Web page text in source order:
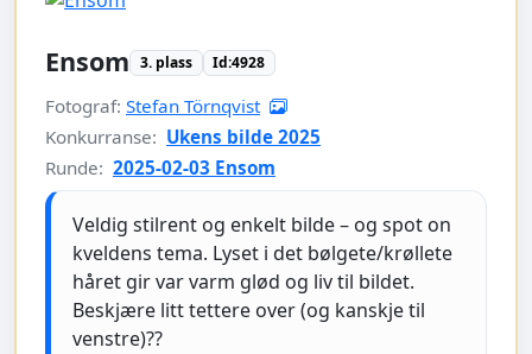
Ensom 3. plass Id:4928
Fotograf: Stefan Törnqvist
Konkurranse: Ukens bilde 2025
Runde: 2025-02-03 Ensom
Veldig stilrent og enkelt bilde – og spot on
kveldens tema. Lyset i det bølgete/krøllete
håret gir var varm glød og liv til bildet.
Beskjære litt tettere over (og kanskje til
venstre)??